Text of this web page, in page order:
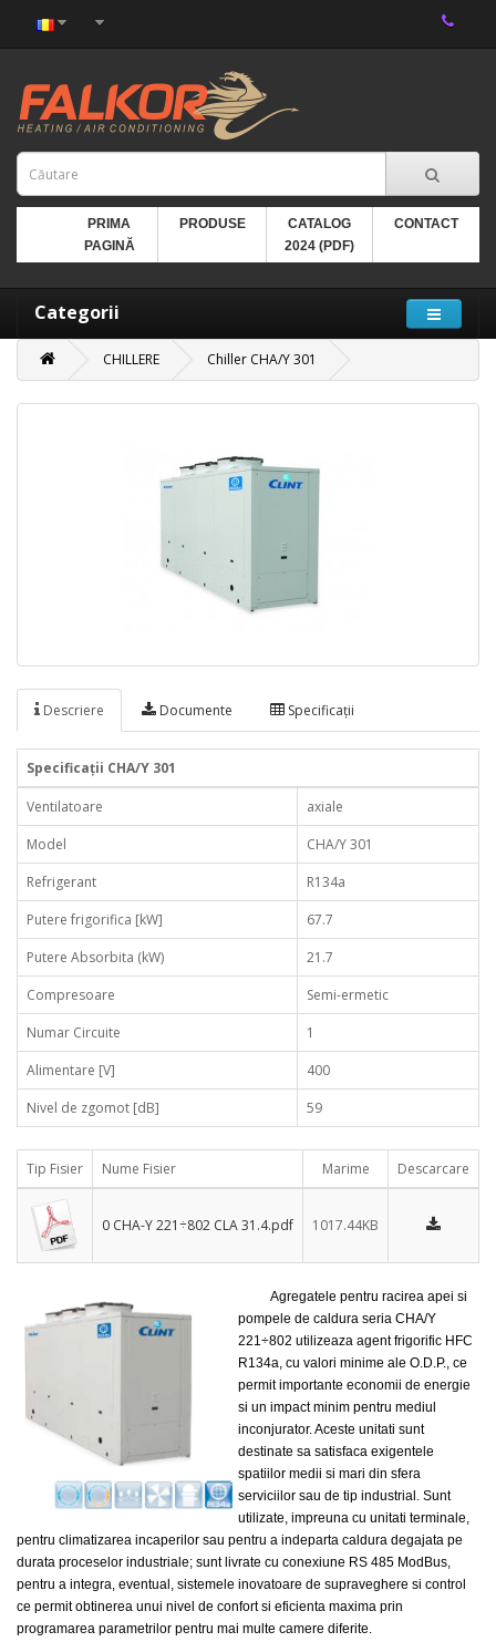
PRIMA
PAGINĂ
PRODUSE
CATALOG
2024 (PDF)
CONTACT
Categorii
CHILLERE Chiller CHA/Y 301
Descriere Documente Specificaţii
Specificaţii CHA/Y 301
Ventilatoare
axiale
Model
CHA/Y 301
Refrigerant
R134a
Putere frigorifica [kW]
67.7
Putere Absorbita (kW)
21.7
Compresoare
Semi-ermetic
Numar Circuite
1
Alimentare [V]
400
Nivel de zgomot [dB]
59
Tip Fisier Nume Fisier Marime Descarcare
0 CHA-Y 221÷802 CLA 31.4.pdf 1017.44KB
Agregatele pentru racirea apei si
pompele de caldura seria CHA/Y
221÷802 utilizeaza agent frigorific HFC
R134a, cu valori minime ale O.D.P., ce
permit importante economii de energie
si un impact minim pentru mediul
inconjurator. Aceste unitati sunt
destinate sa satisfaca exigentele
spatiilor medii si mari din sfera
serviciilor sau de tip industrial. Sunt
utilizate, impreuna cu unitati terminale,
pentru climatizarea incaperilor sau pentru a indeparta caldura degajata pe
durata proceselor industriale; sunt livrate cu conexiune RS 485 ModBus,
pentru a integra, eventual, sistemele inovatoare de supraveghere si control
ce permit obtinerea unui nivel de confort si eficienta maxima prin
programarea parametrilor pentru mai multe camere diferite.